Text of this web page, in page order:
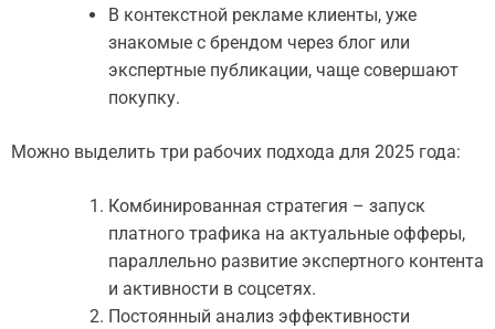
В контекстной рекламе клиенты, уже
знакомые с брендом через блог или
экспертные публикации, чаще совершают
покупку.
Можно выделить три рабочих подхода для 2025 года:
Комбинированная стратегия – запуск
платного трафика на актуальные офферы,
параллельно развитие экспертного контента
и активности в соцсетях.
Постоянный анализ эффективности